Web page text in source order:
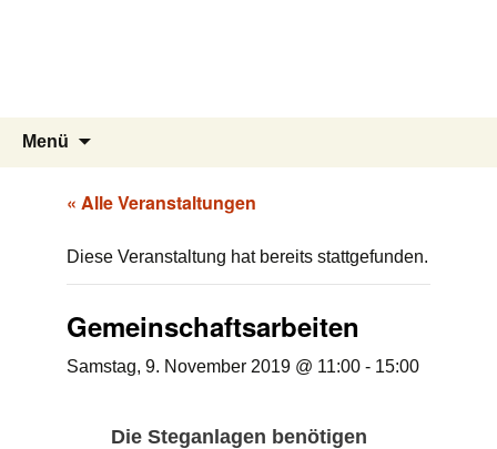
Menü
« Alle Veranstaltungen
Diese Veranstaltung hat bereits stattgefunden.
Gemeinschaftsarbeiten
Samstag, 9. November 2019 @ 11:00 - 15:00
Die Steganlagen benötigen